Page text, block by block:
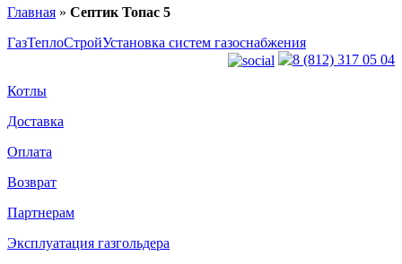
Главная » Септик Топас 5
ГазТеплоСтройУстановка систем газоснабжения
8 (812) 317 05 04
Котлы
Доставка
Оплата
Возврат
Партнерам
Эксплуатация газгольдера